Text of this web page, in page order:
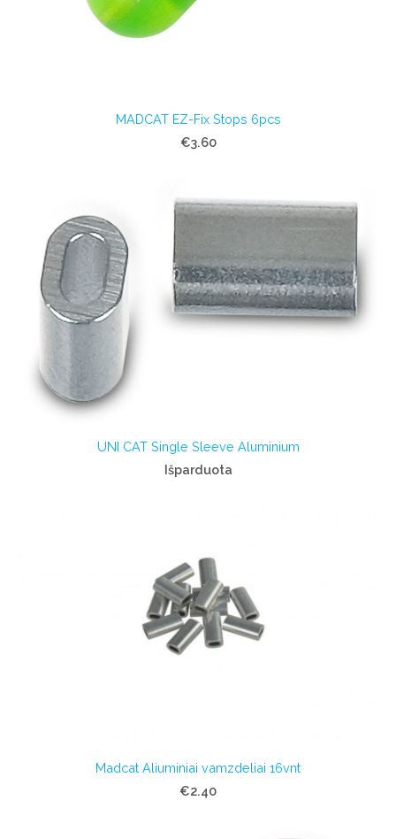
MADCAT EZ-Fix Stops 6pcs
€3.60
UNI CAT Single Sleeve Aluminium
Išparduota
Madcat Aliuminiai vamzdeliai 16vnt
€2.40